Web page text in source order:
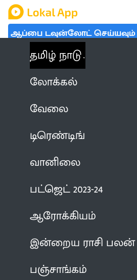
ஆப்பை டவுன்லோட் செய்யவும்
தமிழ் நாடு
லோக்கல்
வேலை
டிரெண்டிங்
வானிலை
பட்ஜெட் 2023-24
ஆரோக்கியம்
இன்றைய ராசி பலன்
பஞ்சாங்கம்